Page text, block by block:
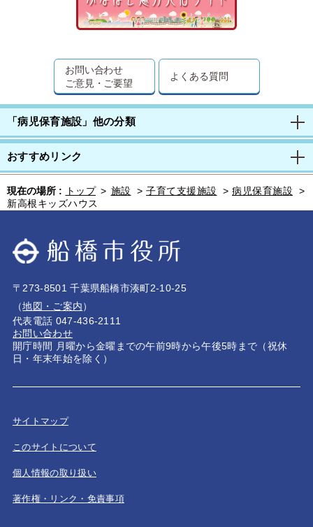
お問い合わせ
ご意見・ご要望
よくある質問
「病児保育施設」他の分類
おすすめリンク
現在の場所 : トップ > 施設 > 子育て支援施設 > 病児保育施設
>
新高根キッズハウス
〒273-8501 千葉県船橋市湊町2-10-25
（地図・ご案内）
代表電話 047-436-2111
お問い合わせ
開庁時間 月曜から金曜までの午前9時から午後5時まで（祝休
日・年末年始を除く）
サイトマップ
このサイトについて
個人情報の取り扱い
著作権・リンク・免責事項